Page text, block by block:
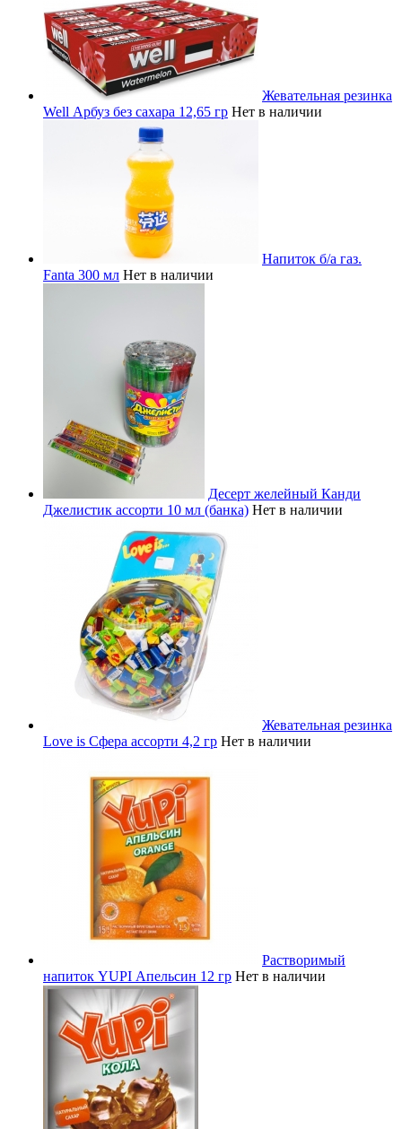
Жевательная резинка
Well Арбуз без сахара 12,65 гр Нет в наличии
Напиток б/а газ.
Fanta 300 мл Нет в наличии
Десерт желейный Канди
Джелистик ассорти 10 мл (банка) Нет в наличии
Жевательная резинка
Love is Сфера ассорти 4,2 гр Нет в наличии
Растворимый
напиток YUPI Апельсин 12 гр Нет в наличии